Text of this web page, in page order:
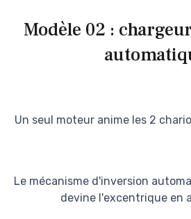
Modèle 02 :
Un seul moteur anime les 2
Le mécanisme d'inversion
devine l'excentrique en